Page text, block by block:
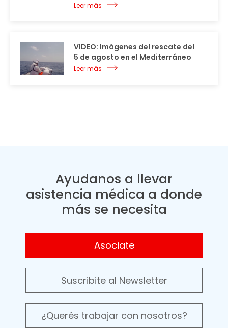
Leer más
VIDEO: Imágenes del rescate del
5 de agosto en el Mediterráneo
Leer más
Ayudanos a llevar
asistencia médica a donde
más se necesita
Asociate
Suscribite al Newsletter
¿Querés trabajar con nosotros?